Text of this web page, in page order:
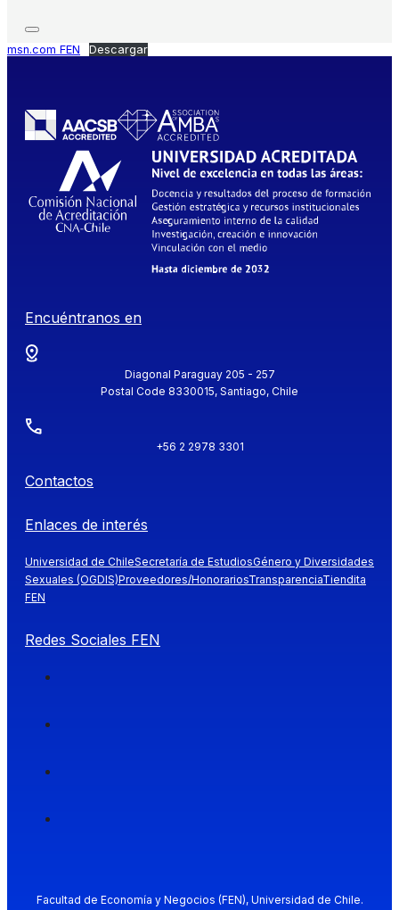
msn.com FEN Descargar
Encuéntranos en
Diagonal Paraguay 205 - 257
Postal Code 8330015, Santiago, Chile
+56 2 2978 3301
Contactos
Enlaces de interés
Universidad de ChileSecretaría de EstudiosGénero y Diversidades
Sexuales (OGDIS)Proveedores/HonorariosTransparenciaTiendita
FEN
Redes Sociales FEN
Facultad de Economía y Negocios (FEN), Universidad de Chile.